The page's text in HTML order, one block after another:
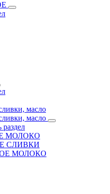
масло
масло
раздел
МОЛОКО
СЛИВКИ
МОЛОКО